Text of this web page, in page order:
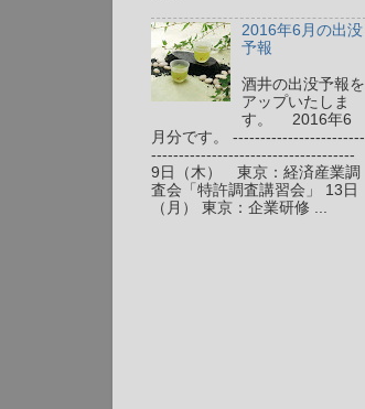
2016年6月の出没
予報
酒井の出没予報を
アップいたしま
す。 2016年6
月分です。 ------------------------
-------------------------------------
9日（木） 東京：経済産業調
査会「特許調査講習会」 13日
（月） 東京：企業研修 ...